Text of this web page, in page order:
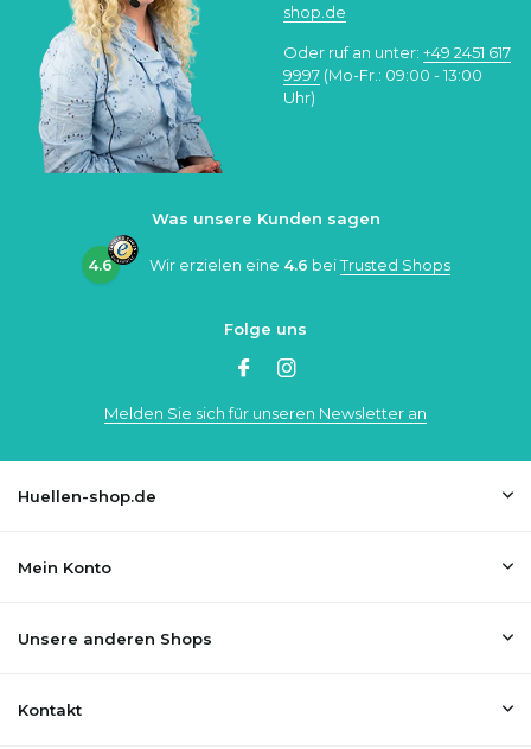
shop.de
Oder ruf an unter: +49 2451 617
9997 (Mo-Fr.: 09:00 - 13:00
Uhr)
Was unsere Kunden sagen
4.6 Wir erzielen eine 4.6 beiTrusted Shops
Folge uns
Melden Sie sich für unseren Newsletter an
Huellen-shop.de
Mein Konto
Unsere anderen Shops
Kontakt